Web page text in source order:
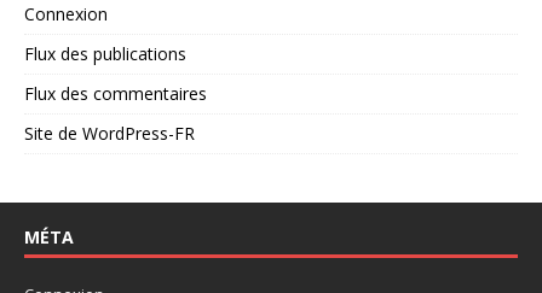
Connexion
Flux des publications
Flux des commentaires
Site de WordPress-FR
MÉTA